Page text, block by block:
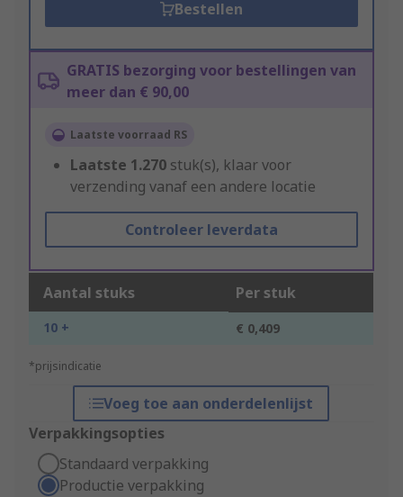
Bestellen
GRATIS bezorging voor bestellingen van
meer dan € 90,00
Laatste voorraad RS
Laatste 1.270 stuk(s), klaar voor
verzending vanaf een andere locatie
Controleer leverdata
Aantal stuks Per stuk
10 + € 0,409
*prijsindicatie
Voeg toe aan onderdelenlijst
Verpakkingsopties
Standaard verpakking
Productie verpakking